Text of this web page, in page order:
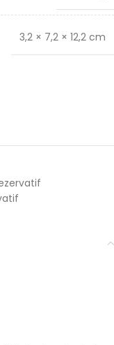
3,2 × 7,2 × 12,2 cm